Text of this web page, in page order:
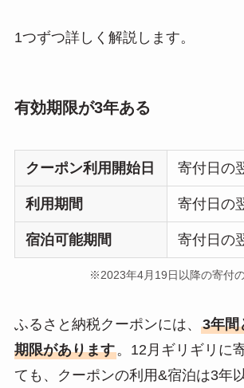
1つずつ詳しく解説します。
有効期限が3年ある
クーポン利用開始日 寄付日の
利用期間 寄付日の
宿泊可能期間 寄付日の
※2023年4月19日以降の寄付
ふるさと納税クーポンには、 3年間
期限があります。12月ギリギリに
ても、クーポンの利用&宿泊は3年